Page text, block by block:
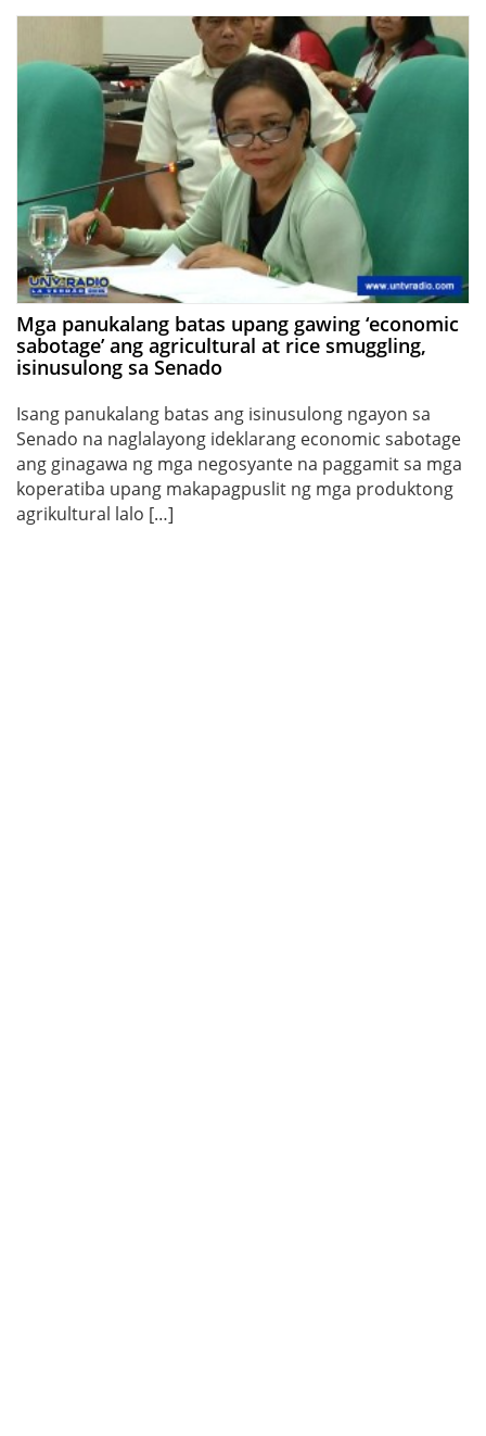
Mga panukalang batas upang gawing ‘economic
sabotage’ ang agricultural at rice smuggling,
isinusulong sa Senado
Isang panukalang batas ang isinusulong ngayon sa
Senado na naglalayong ideklarang economic sabotage
ang ginagawa ng mga negosyante na paggamit sa mga
koperatiba upang makapagpuslit ng mga produktong
agrikultural lalo […]